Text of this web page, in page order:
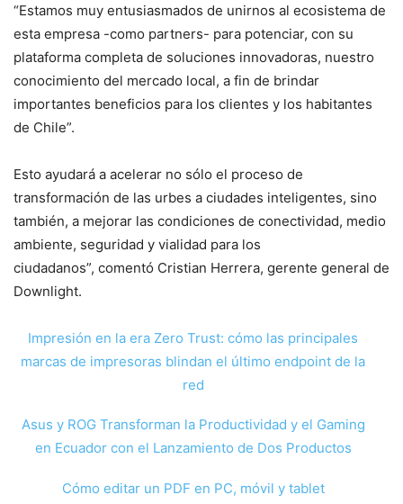
“Estamos muy entusiasmados de unirnos al ecosistema de
esta empresa -como partners- para potenciar, con su
plataforma completa de soluciones innovadoras, nuestro
conocimiento del mercado local, a fin de brindar
importantes beneficios para los clientes y los habitantes
de Chile”.
Esto ayudará a acelerar no sólo el proceso de
transformación de las urbes a ciudades inteligentes, sino
también, a mejorar las condiciones de conectividad, medio
ambiente, seguridad y vialidad para los
ciudadanos”, comentó Cristian Herrera, gerente general de
Downlight.
Impresión en la era Zero Trust: cómo las principales
marcas de impresoras blindan el último endpoint de la
red
Asus y ROG Transforman la Productividad y el Gaming
en Ecuador con el Lanzamiento de Dos Productos
Cómo editar un PDF en PC, móvil y tablet